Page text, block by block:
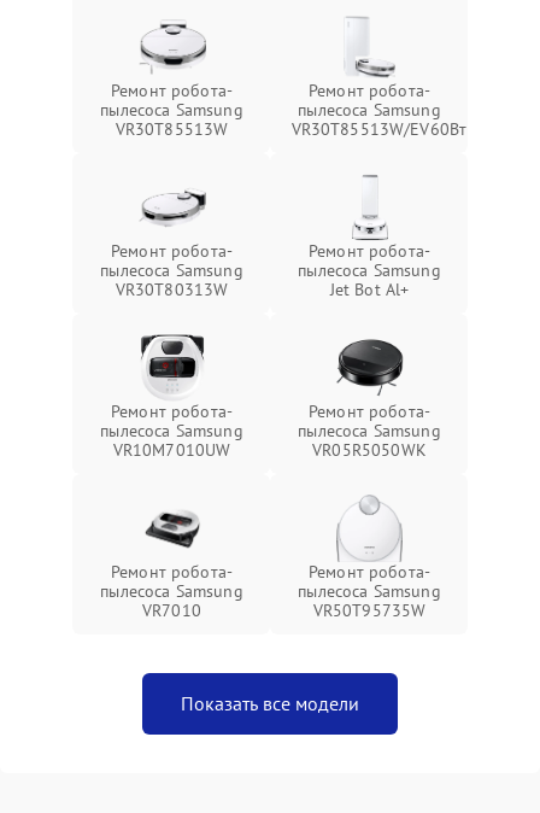
Ремонт робота-
пылесоса Samsung
VR30T85513W
Ремонт робота-
пылесоса Samsung
VR30T85513W/EV60Вт
Ремонт робота-
пылесоса Samsung
VR30T80313W
Ремонт робота-
пылесоса Samsung
Jet Bot Al+
Ремонт робота-
пылесоса Samsung
VR10M7010UW
Ремонт робота-
пылесоса Samsung
VR05R5050WK
Ремонт робота-
пылесоса Samsung
VR7010
Ремонт робота-
пылесоса Samsung
VR50T95735W
Показать все модели